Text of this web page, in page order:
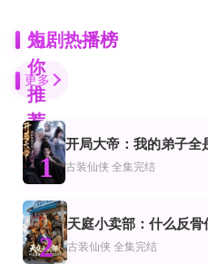
为
你
推
荐
全72集
我的26岁极品女房东
全集完结
迟开的向阳花
全集完结
夜色寄情人，再见裴准聿
全集完结
嫡女回朝，休夫后独揽天下
全集完结
七十二时辰亡国，我是临时皇帝
全集完结
战王妃又毒又飒
完结
第89集完结
更新全集
短剧热播榜
更多
1
开局大帝：我的弟子全
古装仙侠 全集完结
2
天庭小卖部：什么反骨
古装仙侠 全集完结